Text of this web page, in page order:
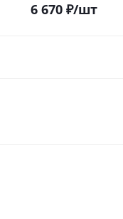
6 670₽/шт